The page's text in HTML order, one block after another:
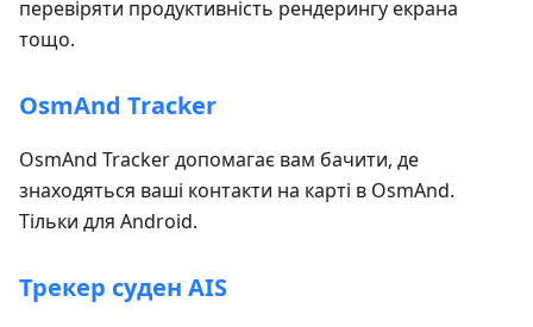
перевіряти продуктивність рендерингу екрана
тощо.
OsmAnd Tracker
OsmAnd Tracker допомагає вам бачити, де
знаходяться ваші контакти на карті в OsmAnd.
Тільки для Android.
Трекер суден AIS